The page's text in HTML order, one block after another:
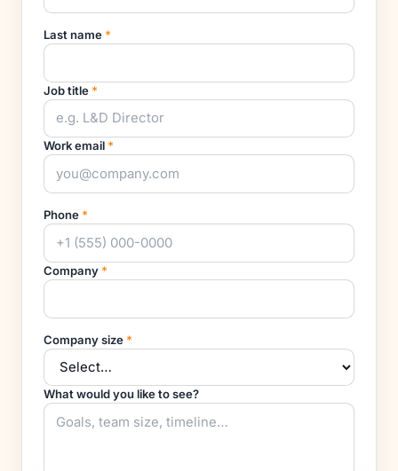
Last name *
Job title *
Work email *
Phone *
Company *
Company size *
What would you like to see?